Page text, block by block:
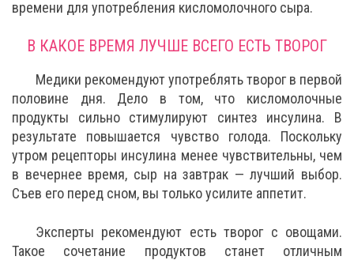
времени для употребления кисломолочного сыра.
В КАКОЕ ВРЕМЯ ЛУЧШЕ ВСЕГО ЕСТЬ ТВОРОГ
Медики рекомендуют употреблять творог в первой
половине дня. Дело в том, что кисломолочные
продукты сильно стимулируют синтез инсулина. В
результате повышается чувство голода. Поскольку
утром рецепторы инсулина менее чувствительны, чем
в вечернее время, сыр на завтрак — лучший выбор.
Съев его перед сном, вы только усилите аппетит.
Эксперты рекомендуют есть творог с овощами.
Такое сочетание продуктов станет отличным